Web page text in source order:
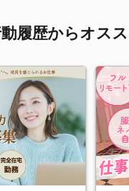
履歴からオス